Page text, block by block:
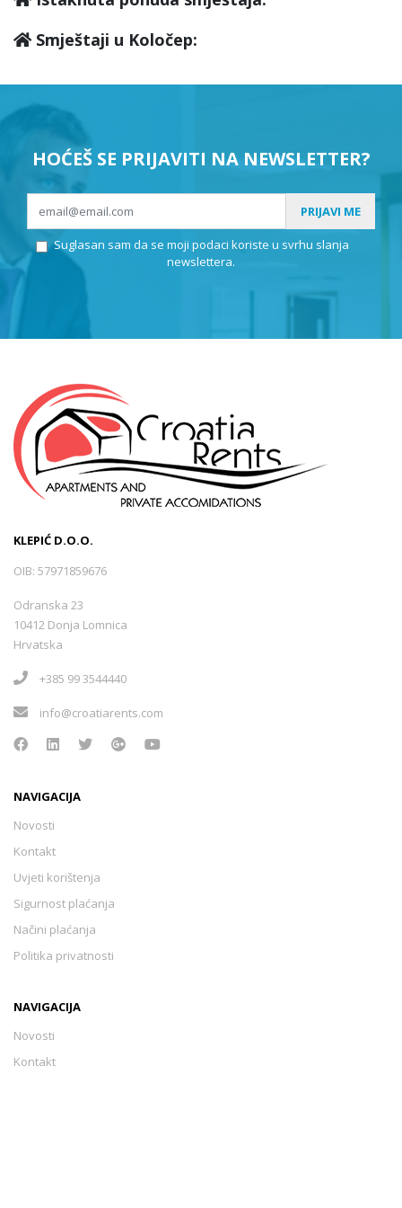
Smještaji u Koločep:
HOĆEŠ SE PRIJAVITI NA NEWSLETTER?
PRIJAVI ME
Suglasan sam da se moji podaci koriste u svrhu slanja
newslettera.
KLEPIĆ D.O.O.
OIB: 57971859676
Odranska 23
10412 Donja Lomnica
Hrvatska
+385 99 3544440
info@croatiarents.com
NAVIGACIJA
Novosti
Kontakt
Uvjeti korištenja
Sigurnost plaćanja
Načini plaćanja
Politika privatnosti
NAVIGACIJA
Novosti
Kontakt